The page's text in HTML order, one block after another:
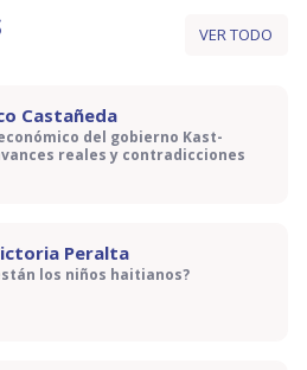
VER TODO
Castañeda
del gobierno Kast-
reales y contradicciones
Peralta
los niños haitianos?